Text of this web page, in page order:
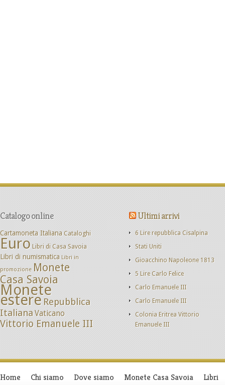
Catalogo online
Cartamoneta Italiana Cataloghi
Euro Libri di Casa Savoia
Libri di numismatica Libri in
promozione Monete
Casa Savoia
Monete
estere Repubblica
ItalianaVaticano
Vittorio Emanuele III
Ultimi arrivi
6 Lire repubblica Cisalpina
Stati Uniti
Gioacchino Napoleone 1813
5 Lire Carlo Felice
Carlo Emanuele III
Carlo Emanuele III
Colonia Eritrea Vittorio
Emanuele III
Home Chi siamo Dove siamo Monete Casa Savoia Libri